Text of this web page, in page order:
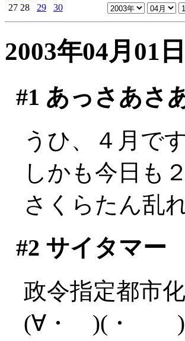
27 28 29 30
2003年04月01
#1 あっさあさ
うひ、４月で
しかも今日も
さくらたん乱
#2 サイタマー
政令指定都
(∀・ )(・ )ー